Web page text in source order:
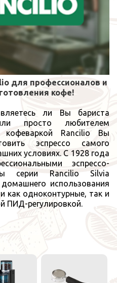
для профессионалов и
кофе!
ли Вы бариста
просто любителем
кофеваркой Rancilio Вы
эспрессо самого
условиях. С 1928 года
эспрессо-
серии Rancilio Silvia
использования
как одноконтурные, так и
ПИД-регулировкой.